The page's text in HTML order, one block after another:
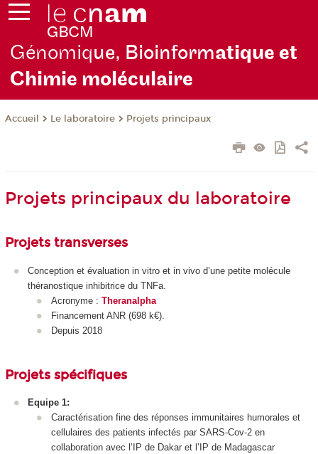
Génomique, Bioinformatique et
Chimie moléculaire
Accueil Le laboratoire Projets principaux
Projets principaux du laboratoire
Projets transverses
Conception et évaluation in vitro et in vivo d’une petite molécule
théranostique inhibitrice du TNFa.
Acronyme : Theranalpha
Financement ANR (698 k€).
Depuis 2018
Projets spécifiques
Equipe 1:
Caractérisation fine des réponses immunitaires humorales et
cellulaires des patients infectés par SARS-Cov-2 en
collaboration avec l’IP de Dakar et l’IP de Madagascar